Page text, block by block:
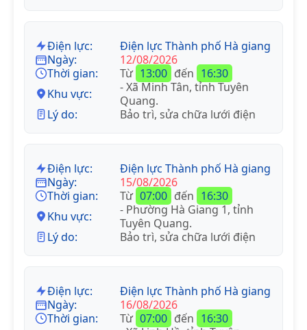
Điện lực:
Điện lực Thành phố Hà giang
Ngày:
12/08/2026
Thời gian:
Từ 13:00 đến 16:30
Khu vực:
- Xã Minh Tân, tỉnh Tuyên
Quang.
Lý do:
Bảo trì, sửa chữa lưới điện
Điện lực:
Điện lực Thành phố Hà giang
Ngày:
15/08/2026
Thời gian:
Từ 07:00 đến 16:30
Khu vực:
- Phường Hà Giang 1, tỉnh
Tuyên Quang.
Lý do:
Bảo trì, sửa chữa lưới điện
Điện lực:
Điện lực Thành phố Hà giang
Ngày:
16/08/2026
Thời gian:
Từ 07:00 đến 16:30